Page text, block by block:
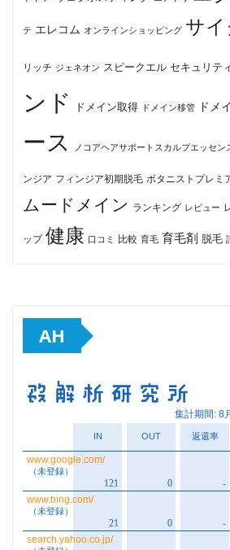
テ エレコム オンラインショッピング サ
リッチ ジェネオン スピークエル セキュリテ
ンド
ドメイン取得 ドメイン移管 ドメ
ース
ノコアヘアサポートスカルプエッセン
ンジア フィンジア初期脱毛 ボタニストプレミ
ムードメイン ランキング レビュー
ップ 健康 口コミ 比較 育毛 育毛剤 脱毛
AH